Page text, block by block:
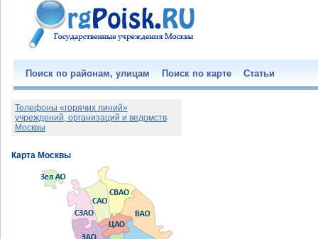
Поиск по районам, улицам Поиск по карте Статьи
Телефоны «горячих линий»
учреждений, организаций и ведомств
Москвы